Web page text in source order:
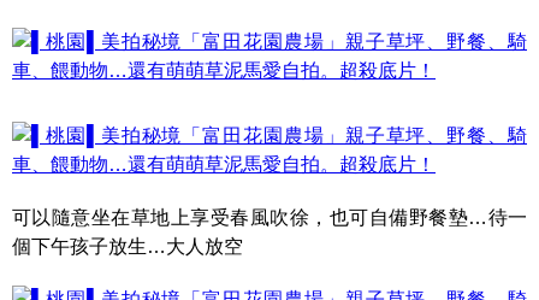
可以隨意坐在草地上享受春風吹徐，也可自備野餐墊…待一
個下午孩子放生…大人放空